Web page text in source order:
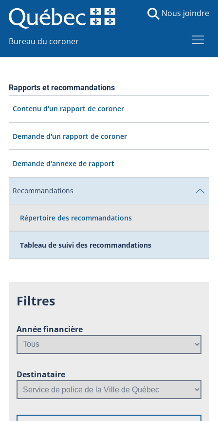
Bureau du coroner
Nous joindre
Rapports et recommandations
Contenu d'un rapport de coroner
Demande d'un rapport de coroner
Demande d'annexe de rapport
Recommandations
Répertoire des recommandations
Tableau de suivi des recommandations
Filtres
Année financière
Destinataire